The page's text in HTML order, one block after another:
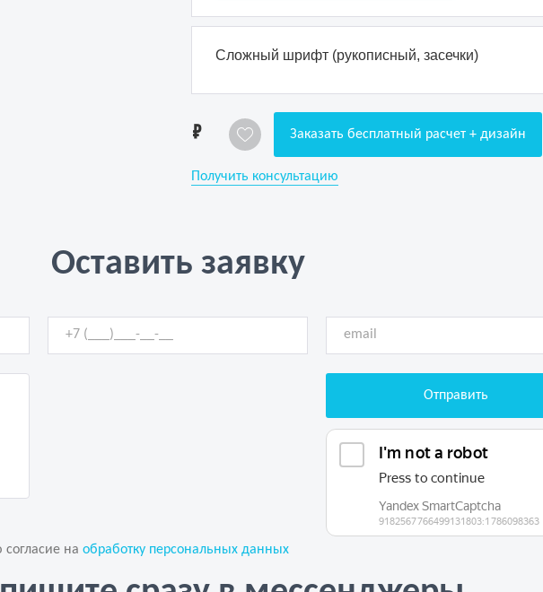
Сложный шрифт (рукописный, засечки)
1 Заказать бесплатный расчет + дизайн
Получить консультацию
Оставить заявку
на обработку персональных данных